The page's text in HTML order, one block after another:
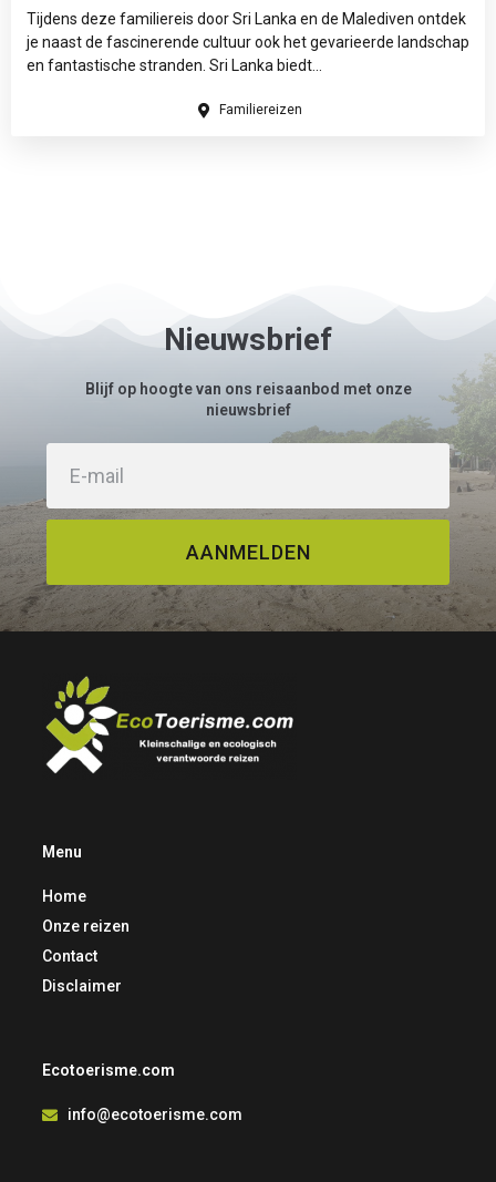
Tijdens deze familiereis door Sri Lanka en de Malediven ontdek
je naast de fascinerende cultuur ook het gevarieerde landschap
en fantastische stranden. Sri Lanka biedt...
Familiereizen
Nieuwsbrief
Blijf op hoogte van ons reisaanbod met onze
nieuwsbrief
AANMELDEN
Menu
Home
Onze reizen
Contact
Disclaimer
Ecotoerisme.com
info@ecotoerisme.com